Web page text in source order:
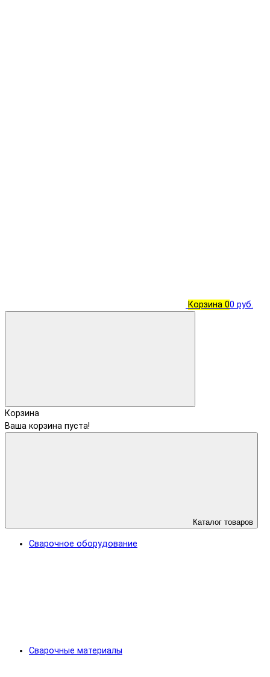
Корзина 00 руб.
Корзина
Ваша корзина пуста!
Каталог товаров
Сварочное оборудование
Сварочные материалы